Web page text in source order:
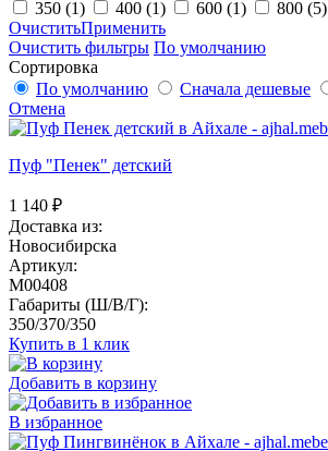
350 (1) 400 (1) 600 (1) 800 (5)
ОчиститьПрименить
Очистить фильтры По умолчанию
Сортировка
По умолчанию
Сначала дешевые
Отмена
Пуф "Пенек" детский
1 140 ₽
Доставка из:
Новосибирска
Артикул:
M00408
Габариты (Ш/В/Г):
350/370/350
Купить в 1 клик
Добавить в корзину
В избранное